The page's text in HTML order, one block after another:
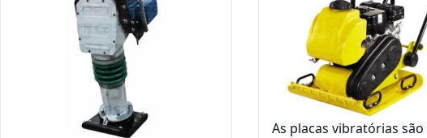
As placas vibratórias são